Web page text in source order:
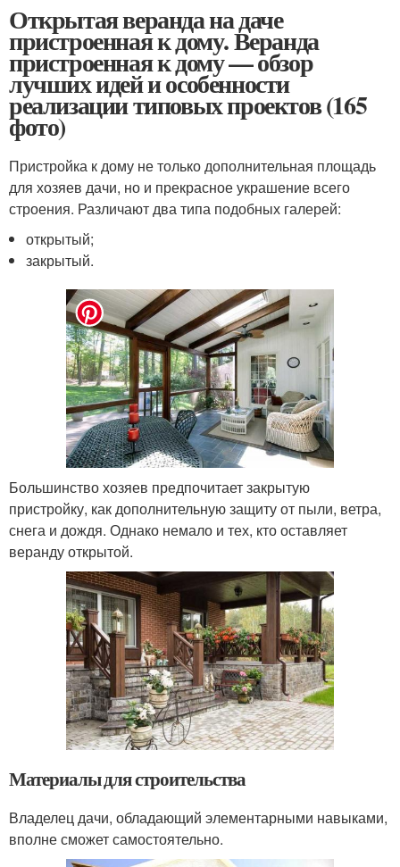
Открытая веранда на даче
пристроенная к дому. Веранда
пристроенная к дому — обзор
лучших идей и особенности
реализации типовых проектов (165
фото)
Пристройка к дому не только дополнительная площадь
для хозяев дачи, но и прекрасное украшение всего
строения. Различают два типа подобных галерей:
открытый;
закрытый.
Большинство хозяев предпочитает закрытую
пристройку, как дополнительную защиту от пыли, ветра,
снега и дождя. Однако немало и тех, кто оставляет
веранду открытой.
Материалы для строительства
Владелец дачи, обладающий элементарными навыками,
вполне сможет самостоятельно.